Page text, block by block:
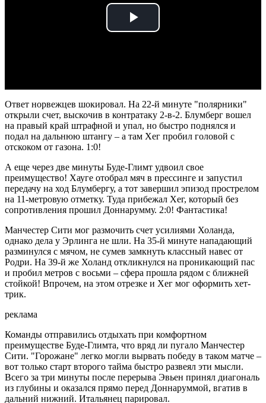
Play
Ответ норвежцев шокировал. На 22-й минуте "полярники"
открыли счет, выскочив в контратаку 2-в-2. Блумберг вошел
на правый край штрафной и упал, но быстро поднялся и
подал на дальнюю штангу – а там Хег пробил головой с
отскоком от газона. 1:0!
А еще через две минуты Буде-Глимт удвоил свое
преимущество! Хауге отобрал мяч в прессинге и запустил
передачу на ход Блумбергу, а тот завершил эпизод прострелом
на 11-метровую отметку. Туда прибежал Хег, который без
сопротивления прошил Доннарумму. 2:0! Фантастика!
Манчестер Сити мог размочить счет усилиями Холанда,
однако дела у Эрлинга не шли. На 35-й минуте нападающий
разминулся с мячом, не сумев замкнуть классный навес от
Родри. На 39-й же Холанд откликнулся на проникающий пас
и пробил метров с восьми – сфера прошла рядом с ближней
стойкой! Впрочем, на этом отрезке и Хег мог оформить хет-
трик.
реклама
Команды отправились отдыхать при комфортном
преимуществе Буде-Глимта, что вряд ли пугало Манчестер
Сити. "Горожане" легко могли вырвать победу в таком матче –
вот только старт второго тайма быстро развеял эти мысли.
Всего за три минуты после перерыва Эвьен принял диагональ
из глубины и оказался прямо перед Доннаруммой, вгатив в
дальний нижний. Итальянец парировал.